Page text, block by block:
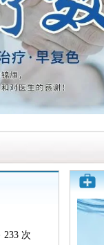
233 次